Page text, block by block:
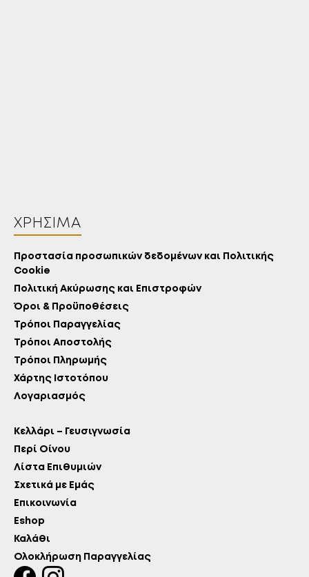
ΧΡΉΣΙΜΑ
Προστασία προσωπικών δεδομένων και Πολιτικής
Cookie
Πολιτική Ακύρωσης και Επιστροφών
Όροι & Προϋποθέσεις
Τρόποι Παραγγελίας
Τρόποι Αποστολής
Τρόποι Πληρωμής
Χάρτης Ιστοτόπου
Λογαριασμός
Κελλάρι – Γευσιγνωσία
Περί Οίνου
Λίστα Επιθυμιών
Σχετικά με Εμάς
Επικοινωνία
Eshop
Καλάθι
Ολοκλήρωση Παραγγελίας